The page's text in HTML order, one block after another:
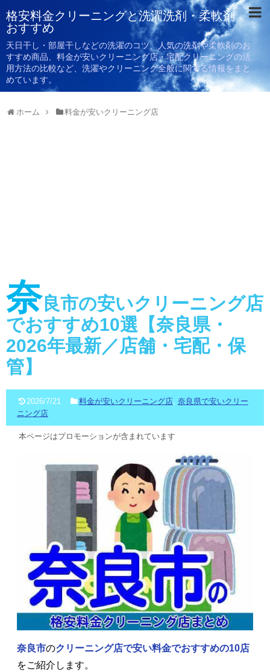
格安料金クリーニングと洗濯洗剤・柔軟剤
おすすめ
天日干し・部屋干しなどの洗濯のコツ、人気の洗剤や柔軟剤のお
すすめ商品、料金が安いクリーニング店・宅配クリーニングの活
用方法の比較など、洗濯やクリーニング全般に関する情報をまと
めています。
ホーム 料金が安いクリーニング店
奈良市の安いクリーニング店
でおすすめ10選【奈良県・
2026年最新／店舗・宅配・保
管】
2026/7/21 料金が安いクリーニング店, 奈良県で安いクリー
ニング店
本ページはプロモーションが含まれています
奈良市のクリーニング店で安い料金でおすすめの10店
をご紹介します。